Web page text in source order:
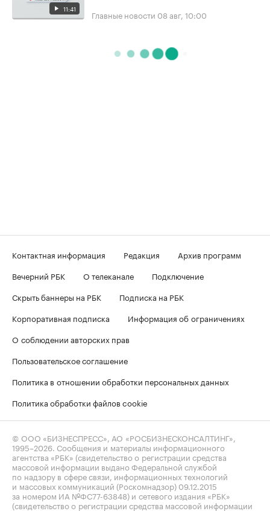
11:41 Главные новости 08 авг, 10:00
Контактная информация Редакция
Архив программ
Вечерний РБК
О телеканале
Подключение
Скрыть баннеры на РБК
Подписка на РБК
Корпоративная подписка
Информация об ограничениях
О соблюдении авторских прав
Пользовательское соглашение
Политика в отношении обработки персональных данных
Политика обработки файлов cookie
© ООО «БИЗНЕСПРЕСС», АО «РОСБИЗНЕСКОНСАЛТИНГ»,
1995–2026 . Сообщения и материалы информационного
агентства «РБК» (свидетельство о регистрации средства
массовой информации выдано Федеральной службой
по надзору в сфере связи, информационных технологий
и массовых коммуникаций (Роскомнадзор) 09.12.2015
за номером ИА №ФС77-63848) и сетевого издания «РБК»
(свидетельство о регистрации средства массовой информации